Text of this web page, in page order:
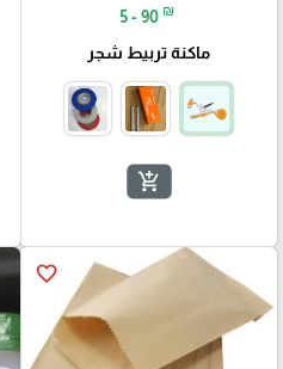
5 - 90 ₪
ماكنة تربيط شجر
add_shopping_cart
favorite_border